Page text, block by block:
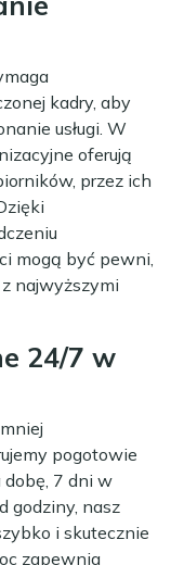
kadry, aby
usługi. W
oferują
przez ich
mogą być pewni,
najwyższymi
24/7 w
pogotowie
7 dni w
godziny, nasz
i skutecznie
zapewnia